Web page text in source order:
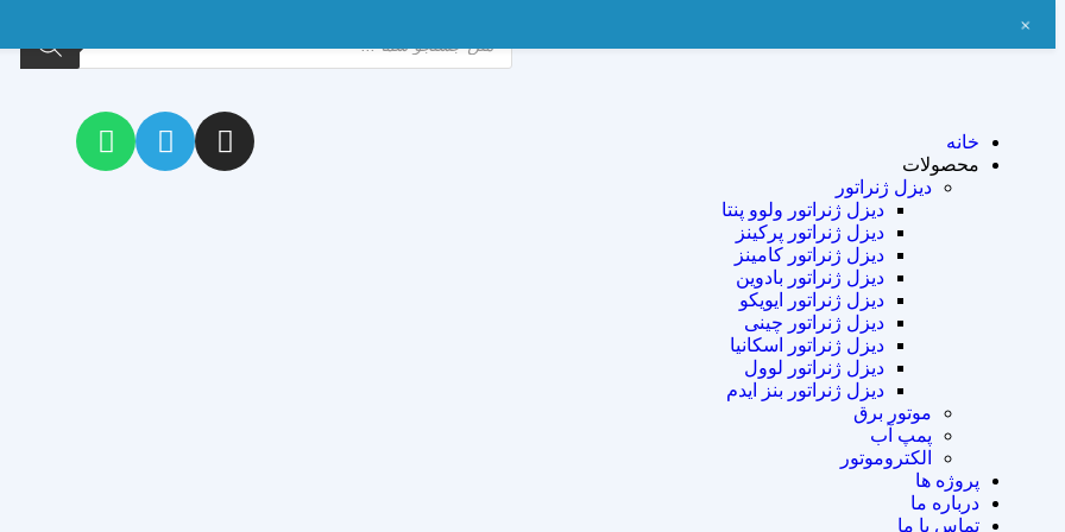
خانه
محصولات
دیزل ژنراتور
دیزل ژنراتور ولوو پنتا
دیزل ژنراتور پرکینز
دیزل ژنراتور کامینز
دیزل ژنراتور بادوین
دیزل ژنراتور ایویکو
دیزل ژنراتور چینی
دیزل ژنراتور اسکانیا
دیزل ژنراتور لوول
دیزل ژنراتور بنز ایدم
موتور برق
پمپ آب
الکتروموتور
پروژه ها
درباره ما
تماس با ما
+